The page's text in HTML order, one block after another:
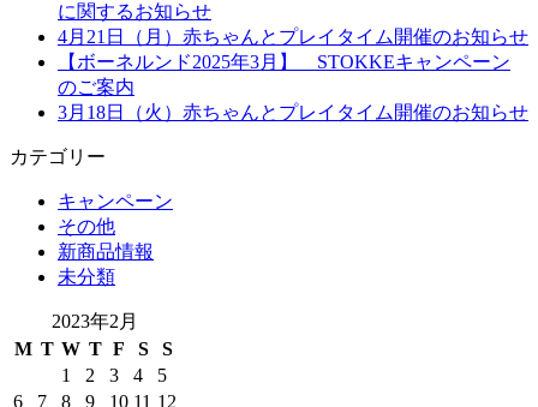
に関するお知らせ
4月21日（月）赤ちゃんとプレイタイム開催のお知らせ
【ボーネルンド2025年3月】 STOKKEキャンペーン
のご案内
3月18日（火）赤ちゃんとプレイタイム開催のお知らせ
カテゴリー
キャンペーン
その他
新商品情報
未分類
2023年2月
M T W T F S
S
1
2 3 4
5
6
7 8 9 10 11 12